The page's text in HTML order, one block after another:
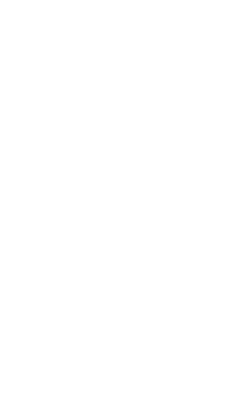
Živilo ob ustrezni termični
Uprava za varno
vzorec mesnega
zakonodaji. V
Živilo je glede na
Gurman piščančji